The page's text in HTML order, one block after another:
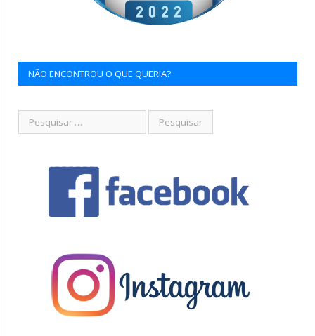
NÃO ENCONTROU O QUE QUERIA?